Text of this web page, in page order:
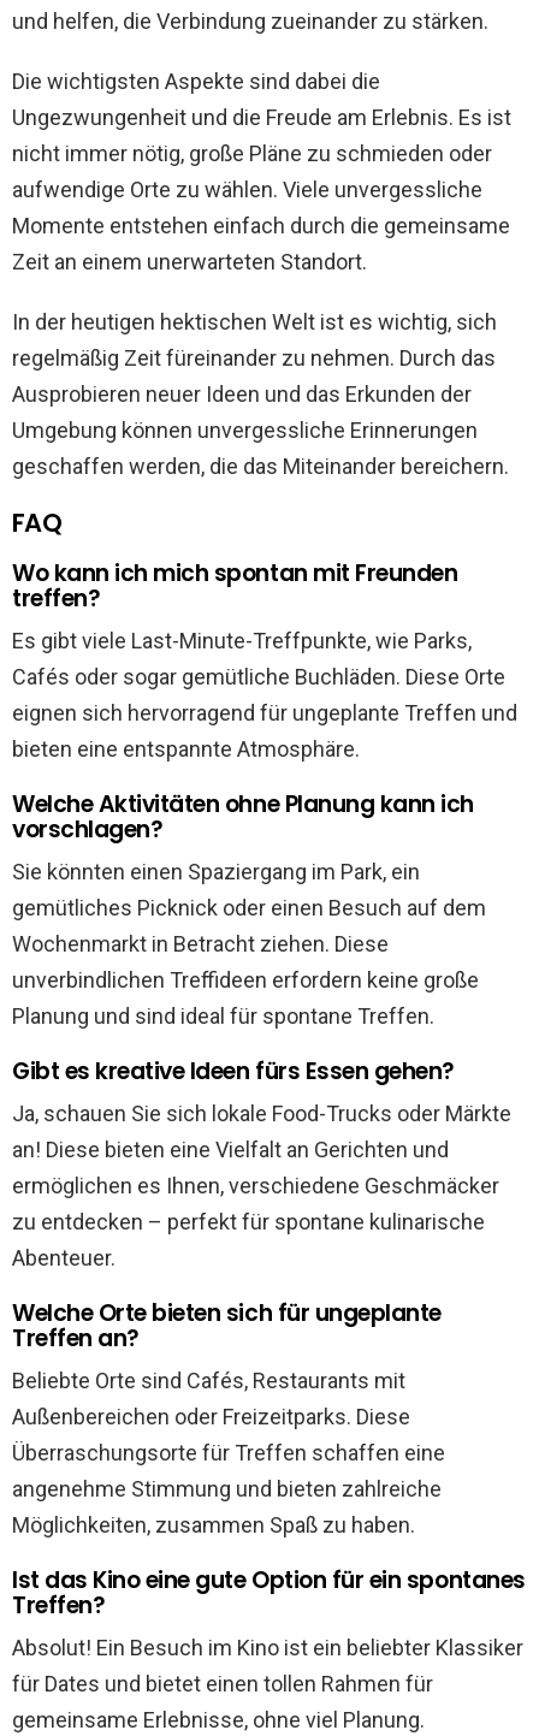
und helfen, die Verbindung zueinander zu stärken.
Die wichtigsten Aspekte sind dabei die
Ungezwungenheit und die Freude am Erlebnis. Es ist
nicht immer nötig, große Pläne zu schmieden oder
aufwendige Orte zu wählen. Viele unvergessliche
Momente entstehen einfach durch die gemeinsame
Zeit an einem unerwarteten Standort.
In der heutigen hektischen Welt ist es wichtig, sich
regelmäßig Zeit füreinander zu nehmen. Durch das
Ausprobieren neuer Ideen und das Erkunden der
Umgebung können unvergessliche Erinnerungen
geschaffen werden, die das Miteinander bereichern.
FAQ
Wo kann ich mich spontan mit Freunden
treffen?
Es gibt viele Last-Minute-Treffpunkte, wie Parks,
Cafés oder sogar gemütliche Buchläden. Diese Orte
eignen sich hervorragend für ungeplante Treffen und
bieten eine entspannte Atmosphäre.
Welche Aktivitäten ohne Planung kann ich
vorschlagen?
Sie könnten einen Spaziergang im Park, ein
gemütliches Picknick oder einen Besuch auf dem
Wochenmarkt in Betracht ziehen. Diese
unverbindlichen Treffideen erfordern keine große
Planung und sind ideal für spontane Treffen.
Gibt es kreative Ideen fürs Essen gehen?
Ja, schauen Sie sich lokale Food-Trucks oder Märkte
an! Diese bieten eine Vielfalt an Gerichten und
ermöglichen es Ihnen, verschiedene Geschmäcker
zu entdecken – perfekt für spontane kulinarische
Abenteuer.
Welche Orte bieten sich für ungeplante
Treffen an?
Beliebte Orte sind Cafés, Restaurants mit
Außenbereichen oder Freizeitparks. Diese
Überraschungsorte für Treffen schaffen eine
angenehme Stimmung und bieten zahlreiche
Möglichkeiten, zusammen Spaß zu haben.
Ist das Kino eine gute Option für ein spontanes
Treffen?
Absolut! Ein Besuch im Kino ist ein beliebter Klassiker
für Dates und bietet einen tollen Rahmen für
gemeinsame Erlebnisse, ohne viel Planung.